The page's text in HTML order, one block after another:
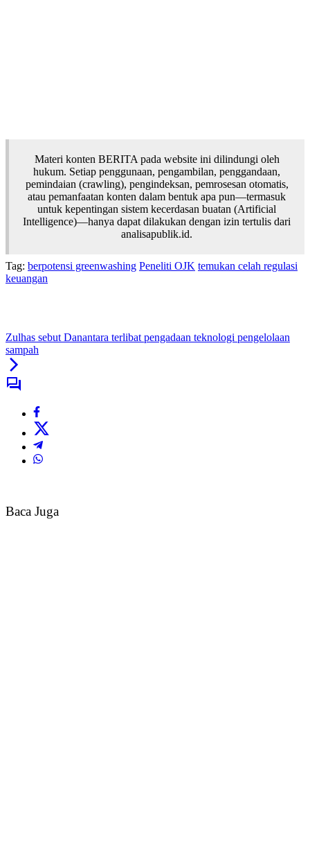
Materi konten BERITA pada website ini dilindungi oleh
hukum. Setiap penggunaan, pengambilan, penggandaan,
pemindaian (crawling), pengindeksan, pemrosesan otomatis,
atau pemanfaatan konten dalam bentuk apa pun—termasuk
untuk kepentingan sistem kecerdasan buatan (Artificial
Intelligence)—hanya dapat dilakukan dengan izin tertulis dari
analisapublik.id.
Tag: berpotensi greenwashing Peneliti OJK temukan celah regulasi
keuangan
Zulhas sebut Danantara terlibat pengadaan teknologi pengelolaan
sampah
Baca Juga